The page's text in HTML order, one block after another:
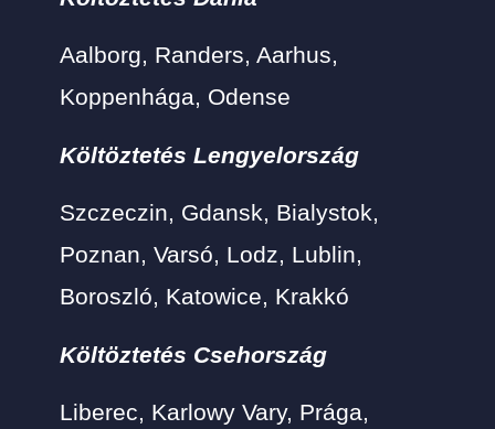
Aalborg, Randers, Aarhus,
Koppenhága, Odense
Költöztetés Lengyelország
Szczeczin, Gdansk, Bialystok,
Poznan, Varsó, Lodz, Lublin,
Boroszló, Katowice, Krakkó
Költöztetés Csehország
Liberec, Karlowy Vary, Prága,